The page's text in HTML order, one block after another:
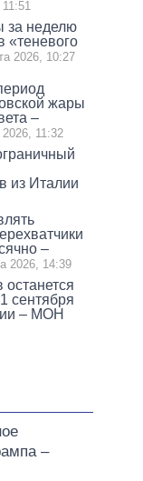
11:51
за неделю
«теневого
2026, 10:27
жары
–
2026, 11:32
из Италии
–
2026, 14:39
останется
сентября
– МОН
–